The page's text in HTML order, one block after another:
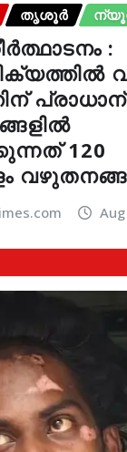
തൃശൂർ
:
120
വഴുതനങ്ങ